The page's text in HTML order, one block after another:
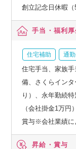
創立記念日休暇（
手当・福利厚
住宅補助 通
住宅手当、家族
備、さくらイン
り）、永年勤続
（会社掛金1万
賞与※会社業績に
昇給・賞与